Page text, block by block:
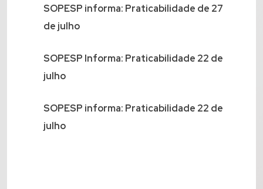
SOPESP informa: Praticabilidade de 27
de julho
SOPESP Informa: Praticabilidade 22 de
julho
SOPESP informa: Praticabilidade 22 de
julho